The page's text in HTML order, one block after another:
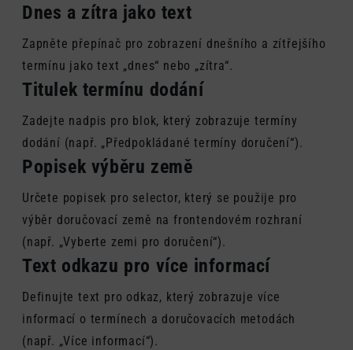
Dnes a zítra jako text
Zapněte přepínač pro zobrazení dnešního a zítřejšího
termínu jako text „dnes“ nebo „zítra“.
Titulek termínu dodání
Zadejte nadpis pro blok, který zobrazuje termíny
dodání (např. „Předpokládané termíny doručení“).
Popisek výběru země
Určete popisek pro selector, který se použije pro
výběr doručovací země na frontendovém rozhraní
(např. „Vyberte zemi pro doručení“).
Text odkazu pro více informací
Definujte text pro odkaz, který zobrazuje více
informací o termínech a doručovacích metodách
(např. „Více informací“).